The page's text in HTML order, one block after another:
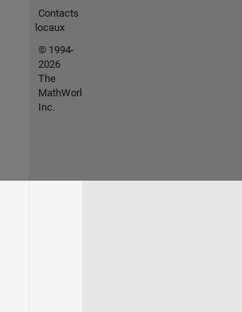
Contacts
locaux
© 1994-
2026
The
MathWorks,
Inc.